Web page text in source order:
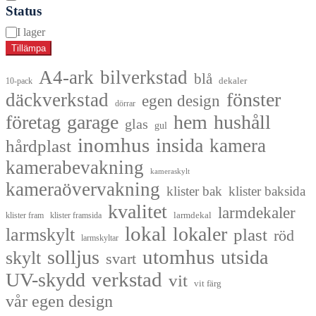
Status
Tillgänglighet
I lager
Tillämpa
10-pack A4-ark bilverkstad blå dekaler
däckverkstad dörrar egen design fönster
företag garage glas gul hem hushåll
hårdplast inomhus insida kamera
kamerabevakning
kameraskylt
kameraövervakning klister bak klister baksida
klister fram klister framsida kvalitet larmdekal larmdekaler
larmskylt larmskyltar lokal lokaler plast röd
skylt solljus svart utomhus utsida
UV-skydd verkstad vit vit färg
vår egen design